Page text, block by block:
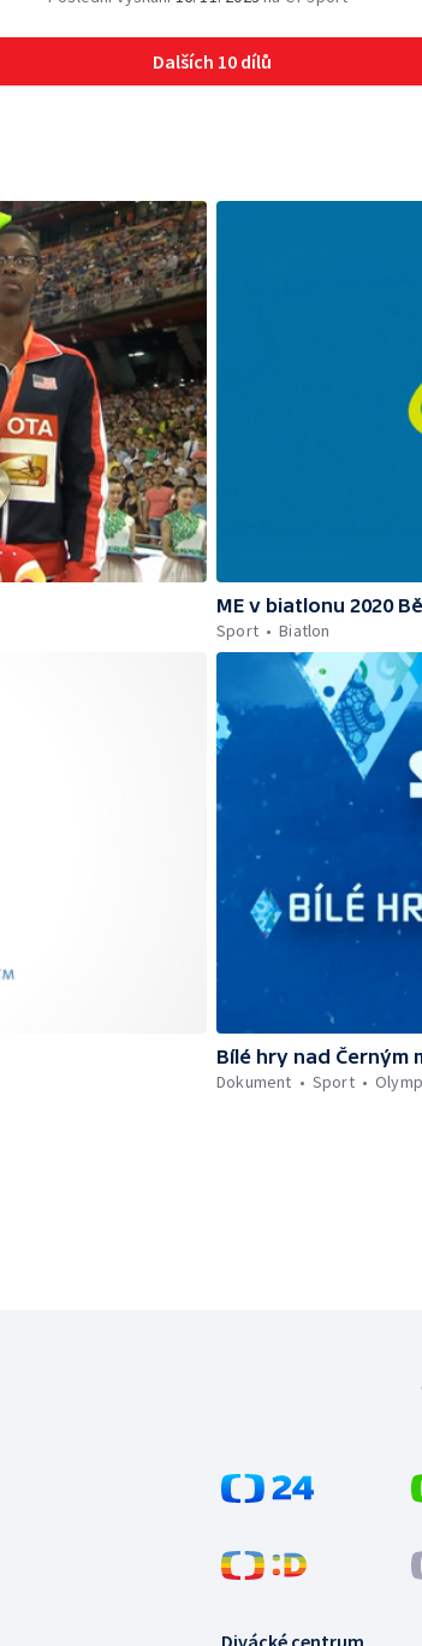
Dalších 10 dílů
ME v biatlonu 2020
Sport
Biatlon
Bílé hry nad Černým
Dokument
Sport
Divácké centrum